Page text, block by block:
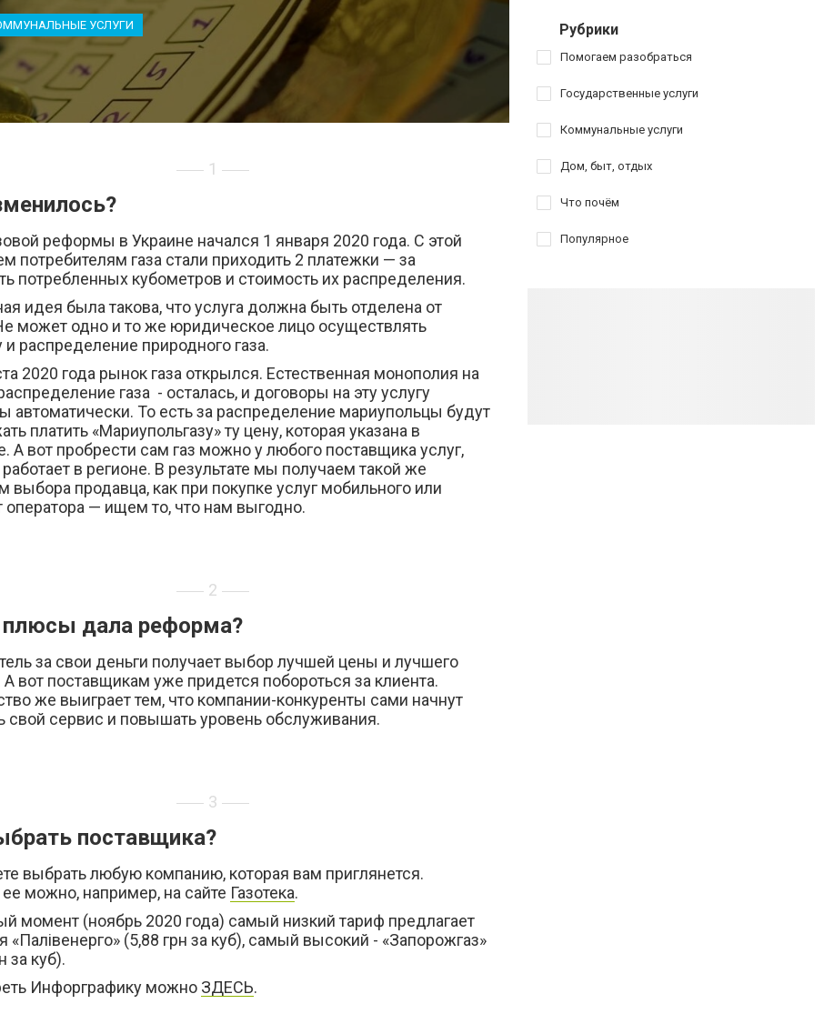
УСЛУГИ
1
реформы в Украине начался 1 января 2020 года. С этой
потребителям газа стали приходить 2 платежки — за
потребленных кубометров и стоимость их распределения.
идея была такова, что услуга должна быть отделена от
может одно и то же юридическое лицо осуществлять
и распределение природного газа.
2020 года рынок газа открылся. Естественная монополия на
газа - осталась, и договоры на эту услугу
автоматически. То есть за распределение мариупольцы будут
платить «Мариупольгазу» ту цену, которая указана в
А вот пробрести сам газ можно у любого поставщика услуг,
в регионе. В результате мы получаем такой же
выбора продавца, как при покупке услуг мобильного или
оператора — ищем то, что нам выгодно.
2
плюсы дала реформа?
за свои деньги получает выбор лучшей цены и лучшего
А вот поставщикам уже придется побороться за клиента.
же выиграет тем, что компании-конкуренты сами начнут
свой сервис и повышать уровень обслуживания.
3
поставщика?
выбрать любую компанию, которая вам приглянется.
можно, например, на сайте Газотека.
момент (ноябрь 2020 года) самый низкий тариф предлагает
«Палівенерго» (5,88 грн за куб), самый высокий - «Запорожгаз»
за куб).
Инфорграфику можно ЗДЕСЬ.
Рубрики
Помогаем разобраться
Государственные услуги
Коммунальные услуги
Дом, быт, отдых
Что почём
Популярное